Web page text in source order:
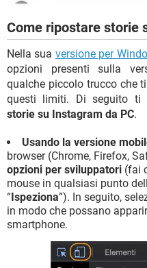
Come ripostare storie
Nella sua versione per
opzioni presenti sulla
qualche piccolo trucco che
questi limiti. Di seguito ti
storie su Instagram da PC.
Usando la versione
browser (Chrome, Firefox,
opzioni per sviluppatori (fai
mouse in qualsiasi punto
“ Ispeziona”). In seguito,
in modo che possano
smartphone.